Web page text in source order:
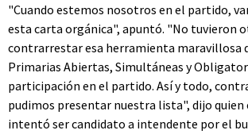
"Cuando estemos nosotros en el partido,
esta carta orgánica", apuntó. "No tuvieron
contrarrestar esa herramienta maravillosa
Primarias Abiertas, Simultáneas y
participación en el partido. Así y todo,
pudimos presentar nuestra lista", dijo quien
intentó ser candidato a intendente por el